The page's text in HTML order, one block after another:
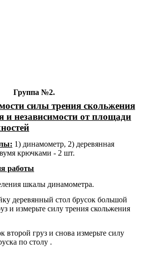
Группа №2.
силы трения скольжения
и независимости от площади
1) динамометр, 2) деревянная
крючками - 2 шт.
работы
шкалы динамометра.
деревянный стол брусок большой
и измерьте силу трения скольжения
второй груз и снова измерьте силу
по столу .